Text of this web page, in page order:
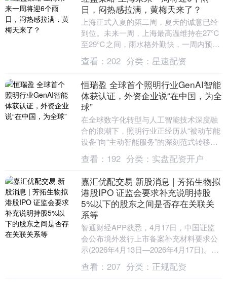
日，闷热感拉满，黄梅天来了？
上海正式入夏的第二周，夏天的诚意已经
到位。未来一周，上海最高温维持在27℃
至29℃之间，雨水格外勤快，一周内预计
有6个阵雨日。 上海中心气象台预报，由
于高空槽东....
查看： 202 分类： 星速配资
恒瑞盈 全球首个照明行业GenAI智能
体获认证，外资企业说“在中国，为全
球”
在全球数字化转型与人工智能技术深度融
合的浪潮下，照明行业正经历从“被动节能
设备”向“主动智能服务”的深刻范式转移。
正值“国际光日”，昕诺飞发布《照见智慧
未来：G....
查看： 192 分类： 实盘配资开户
嘉汇优配交易 新股消息 | 芳拓生物拟
港股IPO 证监会要求补充说明持股
5%以下的股东之间是否存在关联关
系等
智通财经APP获悉，4月17日，中国证监
会公布境外发行上市备案补充材料要求公
示(2026年4月13日—2026年4月17日)。其
中，证监会要求芳拓生物(Fron....
查看： 207 分类： 正规配资